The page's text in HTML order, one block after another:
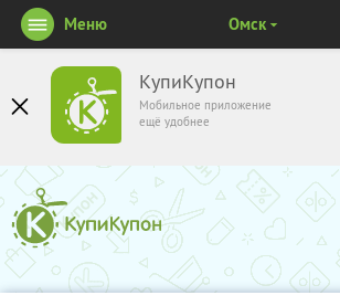
КупиКупон
Мобильное приложение
ещё удобнее
Меню Омск